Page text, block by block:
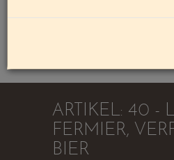
ARTIKEL: 40 -
FERMIER,
BIER